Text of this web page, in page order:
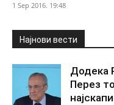
1 Sep 2016. 19:48
Најнови вести
Додека
Перез